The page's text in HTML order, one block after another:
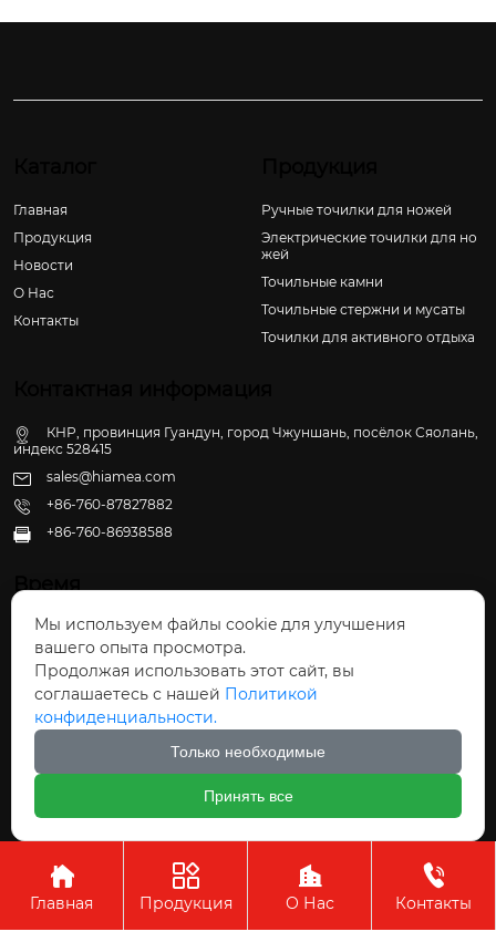
Главная
Продукция
Новости
О Hас
Контакты
Ручные точилки для ножей
Электрические точилки для но
жей
Точильные камни
Точильные стержни и мусаты
Точилки для активного отдыха
КНР, провинция Гуандун, город Чжуншань, посёлок Сяолань,
индекс 528415
sales@hiamea.com
+86-760-87827882
 +86-760-86938588
Время
Пн - Пт: 09:30 - 22:00
Сб - Вс: 10:00 - 22:30
Авторское право©ООО Чжуншань Хайвэй
Кухонные Принадлежности

Главная

Продукция

О Нас

Контакты
Мы используем файлы cookie для улучшения
вашего опыта просмотра.
Продолжая использовать этот сайт, вы
соглашаетесь с нашей Политикой
конфиденциальности.
Только необходимые
Принять все